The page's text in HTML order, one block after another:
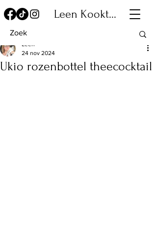
Leen Kookt...
Ukio rozenbottel theecocktail
Leen
24 nov 2024